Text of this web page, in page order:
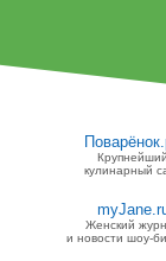
Крупнейший
кулинарный
Женский
и новости шоу-